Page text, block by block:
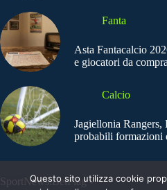
Fanta
Asta Fantacalcio
e giocatori da
Calcio
Jagiellonia Rangers,
probabili formazioni
SportNews.BetFlag -
Questo sito utilizza cookie